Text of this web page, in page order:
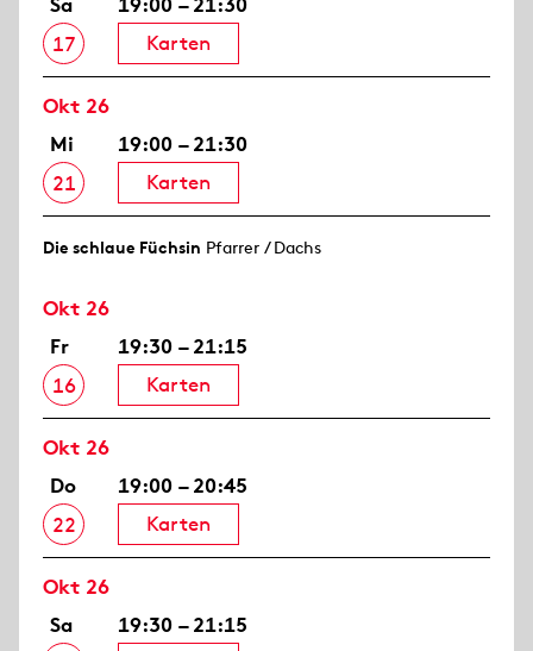
Sa
17
19:00 – 21:30
Karten
Okt 26
Mi
21
19:00 – 21:30
Karten
Die schlaue Füchsin Pfarrer / Dachs
Okt 26
Fr
16
19:30 – 21:15
Karten
Okt 26
Do
22
19:00 – 20:45
Karten
Okt 26
Sa
19:30 – 21:15